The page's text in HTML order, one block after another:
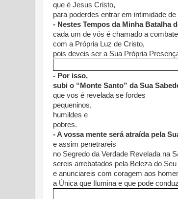
que é Jesus Cristo,
para poderdes entrar em intimidade
- Nestes Tempos da Minha Batalha
cada um de vós é chamado a
com a Própria Luz de Cristo,
pois deveis ser a Sua Própria
- Por isso,
subi o “Monte Santo” da Sua
que vos é revelada se fordes
pequeninos,
humildes e
pobres.
- A vossa mente será atraída pela
e assim penetrareis
no Segredo da Verdade Revelada na
sereis arrebatados pela Beleza do
e anunciareis com coragem aos
a Única que Ilumina e que pode